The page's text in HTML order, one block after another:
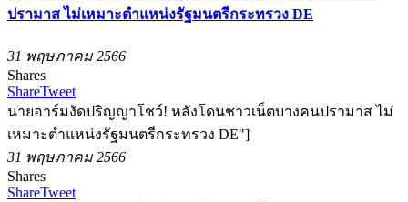
ปรามาส ไม่เหมาะตำแหน่งรัฐมนตรีกระทรวง DE
31 พฤษภาคม 2566
Shares
ShareTweet
นายอาร์มงัดปริญญาโชว์! หลังโดนชาวเน็ตบางคนปรามาส ไม่
เหมาะตำแหน่งรัฐมนตรีกระทรวง DE"]
31 พฤษภาคม 2566
Shares
ShareTweet